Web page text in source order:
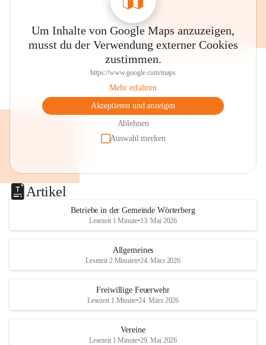
Um Inhalte von Google Maps anzuzeigen,
musst du der Verwendung externer Cookies
zustimmen.
https://www.google.com/maps
Mehr erfahren
Akzeptieren und anzeigen
Ablehnen
Auswahl merken
Artikel
Betriebe in der Gemeinde Wörterberg
Lesezeit 1 Minute•13. Mai 2026
Allgemeines
Lesezeit 2 Minuten•24. März 2026
Freiwillige Feuerwehr
Lesezeit 1 Minute•24. März 2026
Vereine
Lesezeit 1 Minute•29. Mai 2026